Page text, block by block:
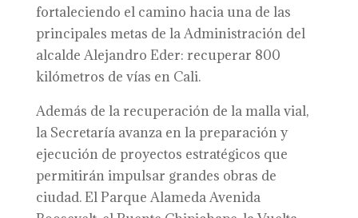
fortaleciendo el camino hacia una de las
principales metas de la Administración del
alcalde Alejandro Eder: recuperar 800
kilómetros de vías en Cali.
Además de la recuperación de la malla vial,
la Secretaría avanza en la preparación y
ejecución de proyectos estratégicos que
permitirán impulsar grandes obras de
ciudad. El Parque Alameda Avenida